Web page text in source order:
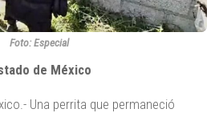
Foto: Especial
de México
Una perrita que permaneció